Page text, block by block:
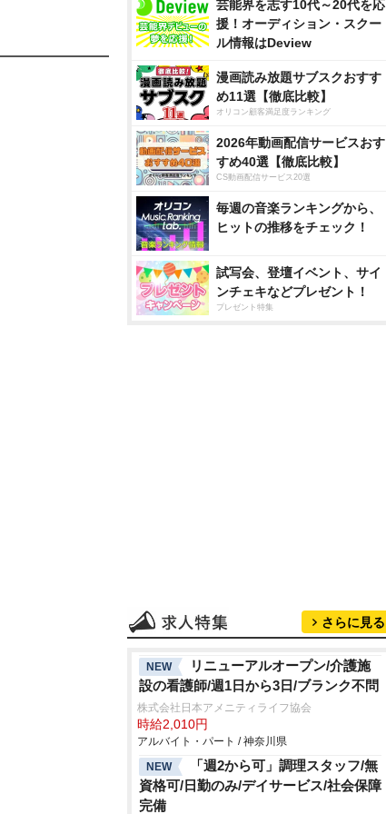
芸能界を志す10代～20代を応
援！オーディション・スクー
ル情報はDeview
漫画読み放題サブスクおすす
め11選【徹底比較】
オリコン顧客満足度ランキング
2026年動画配信サービスおす
すめ40選【徹底比較】
CS動画配信サービス20選
毎週の音楽ランキングから、
ヒットの推移をチェック！
試写会、登壇イベント、サイ
ンチェキなどプレゼント！
プレゼント特集
さらに見る
NEW
リニューアルオープン/介護施
設の看護師/週1日から3日/ブランク不問
株式会社日本アメニティライフ協会
時給2,010円
アルバイト・パート / 神奈川県
NEW
「週2から可」調理スタッフ/無
資格可/日勤のみ/デイサービス/社会保障
完備